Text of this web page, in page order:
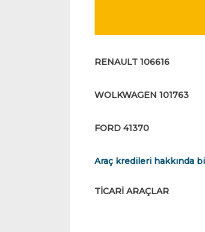
RENAULT 106616
WOLKWAGEN 101763
FORD 41370
Araç kredileri hakkında
TİCARİ ARAÇLAR